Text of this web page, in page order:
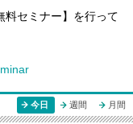
料セミナー】を行って
今日 週間 月間